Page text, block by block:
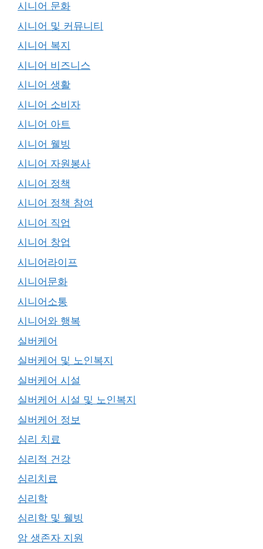
시니어 문화
시니어 및 커뮤니티
시니어 복지
시니어 비즈니스
시니어 생활
시니어 소비자
시니어 아트
시니어 웰빙
시니어 자원봉사
시니어 정책
시니어 정책 참여
시니어 직업
시니어 창업
시니어라이프
시니어문화
시니어소통
시니어와 행복
실버케어
실버케어 및 노인복지
실버케어 시설
실버케어 시설 및 노인복지
실버케어 정보
심리 치료
심리적 건강
심리치료
심리학
심리학 및 웰빙
암 생존자 지원